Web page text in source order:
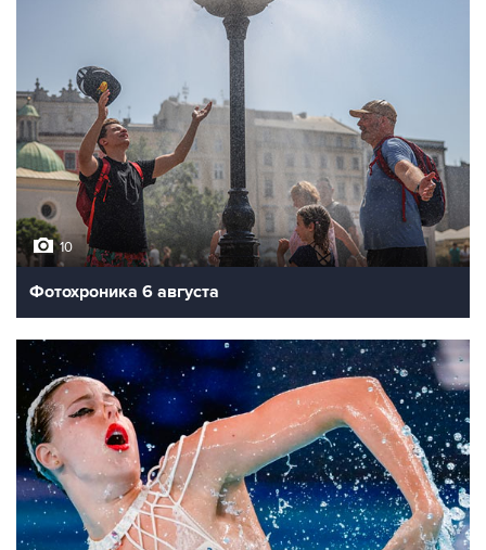
10
Фотохроника 6 августа